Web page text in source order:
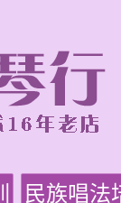
民族唱法